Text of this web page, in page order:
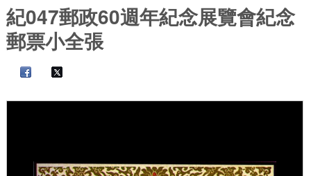
紀047郵政60週年紀念展覽會紀念
郵票小全張